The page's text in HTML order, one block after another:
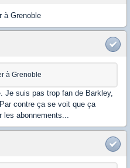
à Grenoble
à Grenoble
Je suis pas trop fan de Barkley,
contre ça se voit que ça
abonnements...